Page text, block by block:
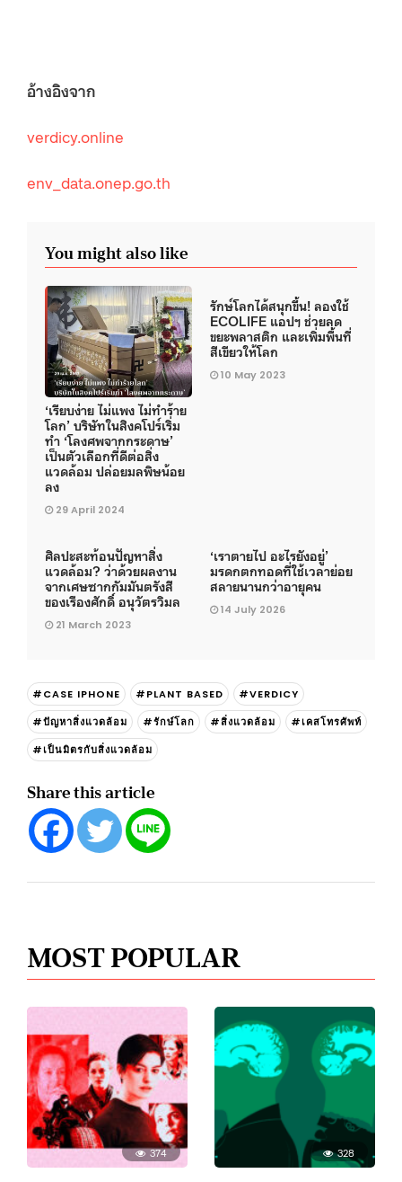
อ้างอิงจาก
verdicy.online
env_data.onep.go.th
You might also like
‘เรียบง่าย ไม่แพง ไม่ทำร้าย
โลก’ บริษัทในสิงคโปร์เริ่ม
ทำ ‘โลงศพจากกระดาษ’
เป็นตัวเลือกที่ดีต่อสิ่ง
แวดล้อม ปล่อยมลพิษน้อย
ลง
29 April 2024
รักษ์โลกได้สนุกขึ้น! ลองใช้
ECOLIFE แอปฯ ช่วยลด
ขยะพลาสติก และเพิ่มพื้นที่
สีเขียวให้โลก
10 May 2023
ศิลปะสะท้อนปัญหาสิ่ง
แวดล้อม? ว่าด้วยผลงาน
จากเศษซากกัมมันตรังสี
ของเรืองศักดิ์ อนุวัตรวิมล
21 March 2023
‘เราตายไป อะไรยังอยู่’
มรดกตกทอดที่ใช้เวลาย่อย
สลายนานกว่าอายุคน
14 July 2026
#CASE IPHONE #PLANT BASED
#VERDICY
#ปัญหาสิ่งแวดล้อม
#รักษ์โลก #สิ่งแวดล้อม
#เคสโทรศัพท์
#เป็นมิตรกับสิ่งแวดล้อม
Share this article
MOST POPULAR
374 328